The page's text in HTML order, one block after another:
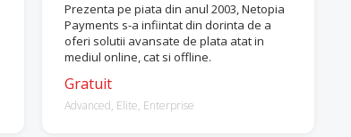
Prezenta pe piata din anul 2003, Netopia
Payments s-a infiintat din dorinta de a
oferi solutii avansate de plata atat in
mediul online, cat si offline.
Gratuit
Advanced, Elite, Enterprise